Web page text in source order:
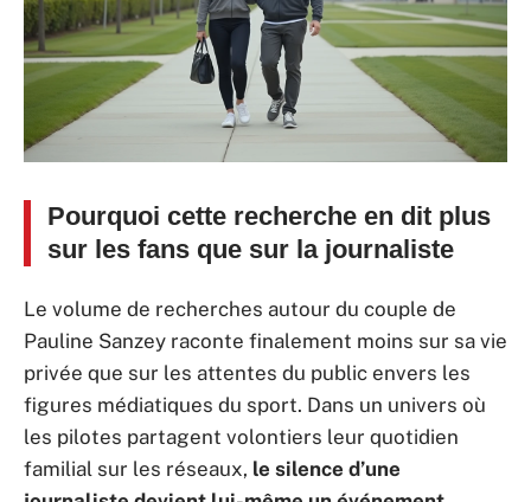
Pourquoi cette recherche en dit plus
sur les fans que sur la journaliste
Le volume de recherches autour du couple de
Pauline Sanzey raconte finalement moins sur sa vie
privée que sur les attentes du public envers les
figures médiatiques du sport. Dans un univers où
les pilotes partagent volontiers leur quotidien
familial sur les réseaux, le silence d’une